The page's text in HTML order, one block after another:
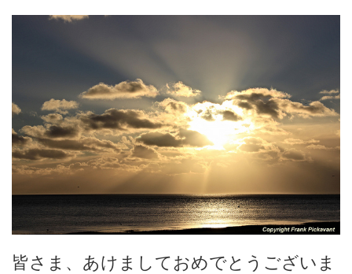
皆さま、あけましておめでとうございま